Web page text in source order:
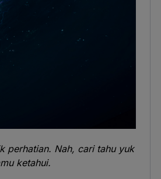
perhatian. Nah, cari tahu yuk
ketahui.